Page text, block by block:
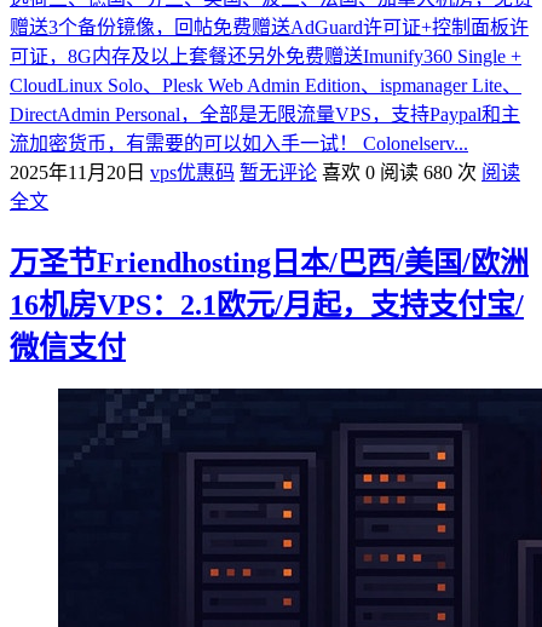
赠送3个备份镜像，回帖免费赠送AdGuard许可证+控制面板许
可证，8G内存及以上套餐还另外免费赠送Imunify360 Single +
CloudLinux Solo、Plesk Web Admin Edition、ispmanager Lite、
DirectAdmin Personal，全部是无限流量VPS，支持Paypal和主
流加密货币，有需要的可以如入手一试！ Colonelserv...
2025年11月20日 vps优惠码 暂无评论 喜欢 0 阅读 680 次 阅读
全文
万圣节Friendhosting日本/巴西/美国/欧洲
16机房VPS：2.1欧元/月起，支持支付宝/
微信支付